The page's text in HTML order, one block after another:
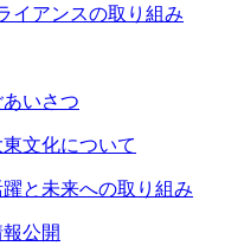
イアンスの取り組み
あいさつ
東文化について
躍と未来への取り組み
公開